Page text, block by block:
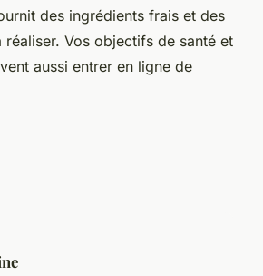
des ingrédients frais et des
réaliser. Vos objectifs de santé et
aussi entrer en ligne de